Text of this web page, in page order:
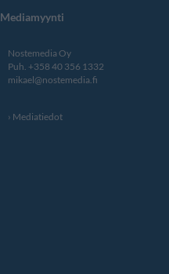
Mediamyynti
Nostemedia Oy
Puh. +358 40 356 1332
mikael@nostemedia.fi
Mediatiedot